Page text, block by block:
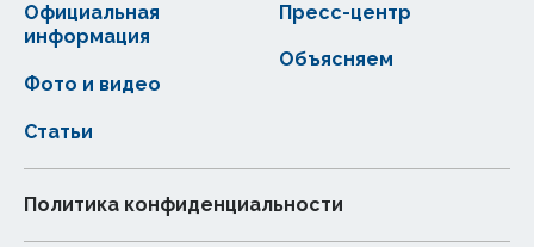
Статьи
Официальная
информация
Фото и видео
Пресс-центр
Объясняем
Политика конфиденциальности